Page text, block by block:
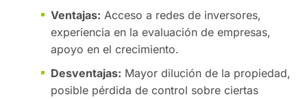
Ventajas: Acceso a redes de inversores,
experiencia en la evaluación de empresas,
apoyo en el crecimiento.
Desventajas: Mayor dilución de la propiedad,
posible pérdida de control sobre ciertas